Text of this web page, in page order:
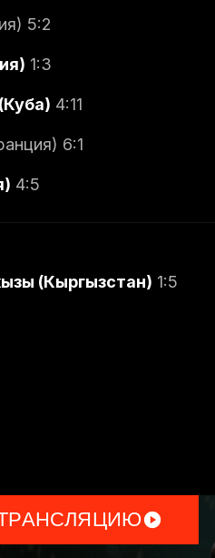
5:2
1:3
4:11
6:1
4:5
(Кыргызстан) 1:5